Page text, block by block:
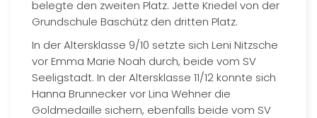
belegte den zweiten Platz. Jette Kriedel von der
Grundschule Baschütz den dritten Platz.
In der Altersklasse 9/10 setzte sich Leni Nitzsche
vor Emma Marie Noah durch, beide vom SV
Seeligstadt. In der Altersklasse 11/12 konnte sich
Hanna Brunnecker vor Lina Wehner die
Goldmedaille sichern, ebenfalls beide vom SV